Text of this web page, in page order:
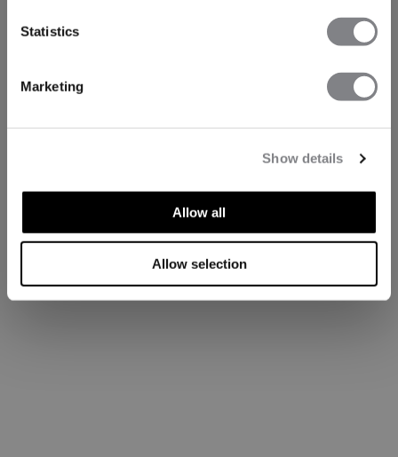
Statistics
Marketing
Show details
Allow all
Allow selection